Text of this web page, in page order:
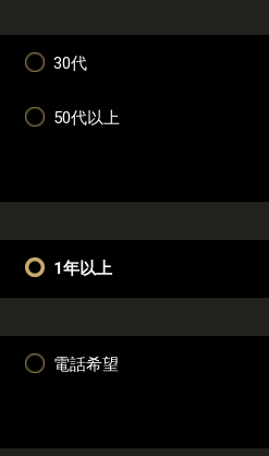
30代
50代以上
1年以上
電話希望